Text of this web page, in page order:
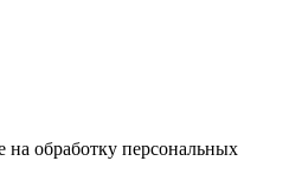
на обработку персональных